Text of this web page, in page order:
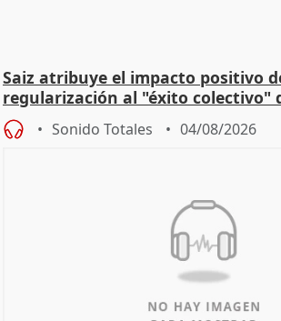
Saiz atribuye el impacto positivo
regularización al "éxito colectivo"
Sonido Totales 04/08/2026